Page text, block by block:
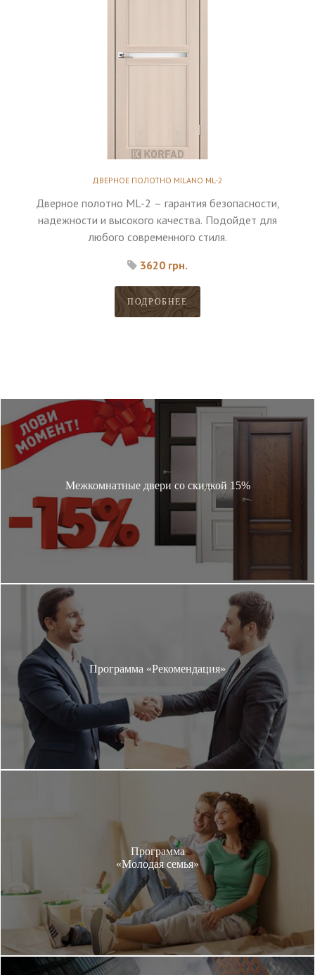
ДВЕРНОЕ ПОЛОТНО MILANO ML-2
Дверное полотно ML-2 – гарантия безопасности,
надежности и высокого качества. Подойдет для
любого современного стиля.
3620 грн.
ПОДРОБНЕЕ
Межкомнатные двери со скидкой 15%
Программа «Рекомендация»
Программа
«Молодая семья»